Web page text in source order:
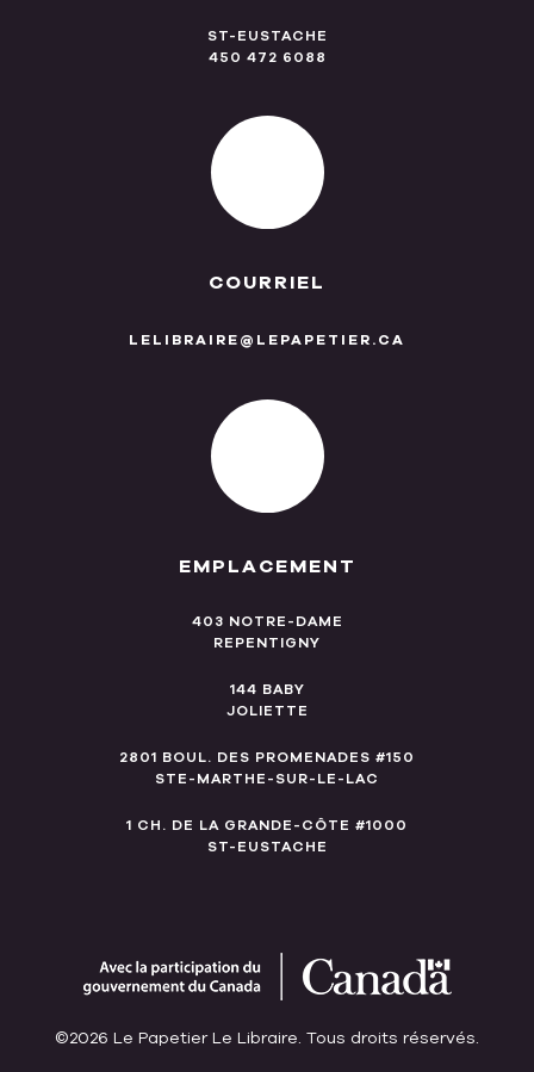
ST-EUSTACHE
450 472 6088
COURRIEL
LELIBRAIRE@LEPAPETIER.CA
EMPLACEMENT
403 NOTRE-DAME
REPENTIGNY
144 BABY
JOLIETTE
2801 BOUL. DES PROMENADES #150
STE-MARTHE-SUR-LE-LAC
1 CH. DE LA GRANDE-CÔTE #1000
ST-EUSTACHE
©2026 Le Papetier Le Libraire. Tous droits réservés.